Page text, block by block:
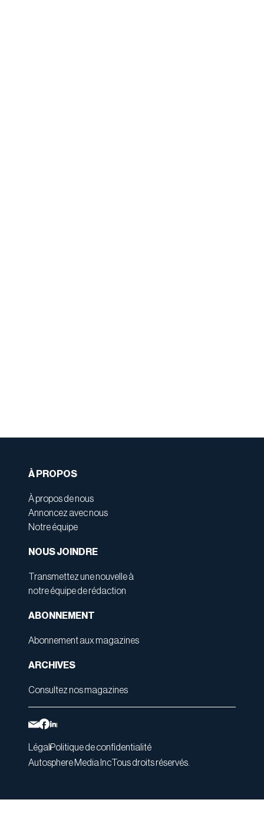
À PROPOS
À propos de nous
Annoncez avec nous
Notre équipe
NOUS JOINDRE
Transmettez une nouvelle à
notre équipe de rédaction
ABONNEMENT
Abonnement aux magazines
ARCHIVES
Consultez nos magazines
Légal Politique de confidentialité
Autosphere Media Inc Tous droits réservés.